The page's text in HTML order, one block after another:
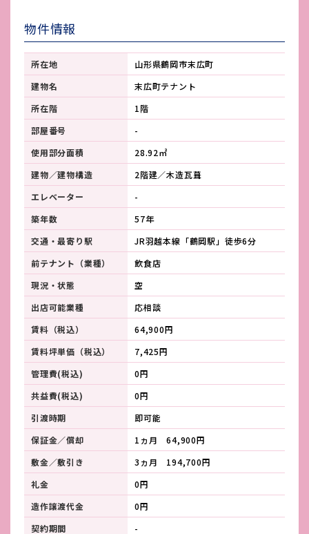
物件情報
所在地
山形県鶴岡市末広町
建物名
末広町テナント
所在階
1階
部屋番号
-
使用部分面積
28.92㎡
建物／建物構造
2階建／木造瓦葺
エレベーター
-
築年数
57年
交通・最寄り駅
JR羽越本線「鶴岡駅」徒歩6分
前テナント（業種）
飲食店
現況・状態
空
出店可能業種
応相談
賃料（税込）
64,900円
賃料坪単価（税込）
7,425円
管理費(税込)
0円
共益費(税込)
0円
引渡時期
即可能
保証金／償却
1ヵ月 64,900円
敷金／敷引き
3ヵ月 194,700円
礼金
0円
造作譲渡代金
0円
契約期間
-